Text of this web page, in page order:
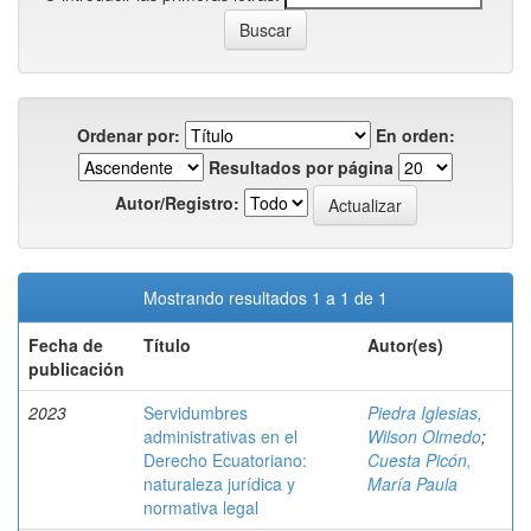
Ordenar por:
En orden:
Resultados por página
Autor/Registro:
Mostrando resultados 1 a 1 de 1
Fecha de
publicación
Título Autor(es)
2023
Servidumbres
administrativas en el
Derecho Ecuatoriano:
naturaleza jurídica y
normativa legal
Piedra Iglesias,
Wilson Olmedo;
Cuesta Picón,
María Paula